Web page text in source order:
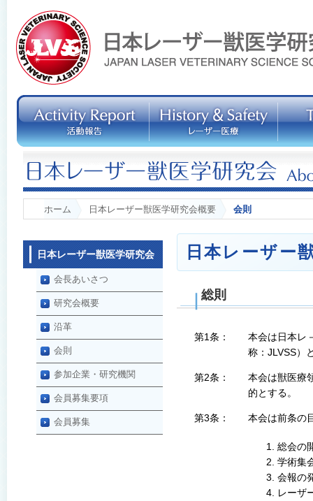
ホーム 日本レーザー獣医学研究会概要 会則
日本レーザー
総則
第1条：
本会は日本レ
称：JLVSS）
第2条：
本会は獣医療
的とする。
第3条： 本会は前条の
総会の
学術集
会報の
レーザ
日本レーザー獣医学研究会
会長あいさつ
研究会概要
沿革
会則
参加企業・研究機関
会員募集要項
会員募集